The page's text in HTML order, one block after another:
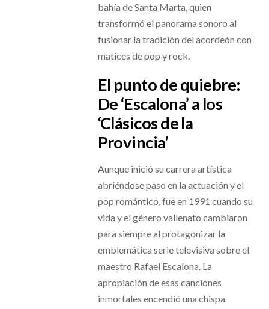
bahía de Santa Marta, quien
transformó el panorama sonoro al
fusionar la tradición del acordeón con
matices de pop y rock.
El punto de quiebre:
De ‘Escalona’ a los
‘Clásicos de la
Provincia’
Aunque inició su carrera artística
abriéndose paso en la actuación y el
pop romántico, fue en 1991 cuando su
vida y el género vallenato cambiaron
para siempre al protagonizar la
emblemática serie televisiva sobre el
maestro Rafael Escalona. La
apropiación de esas canciones
inmortales encendió una chispa